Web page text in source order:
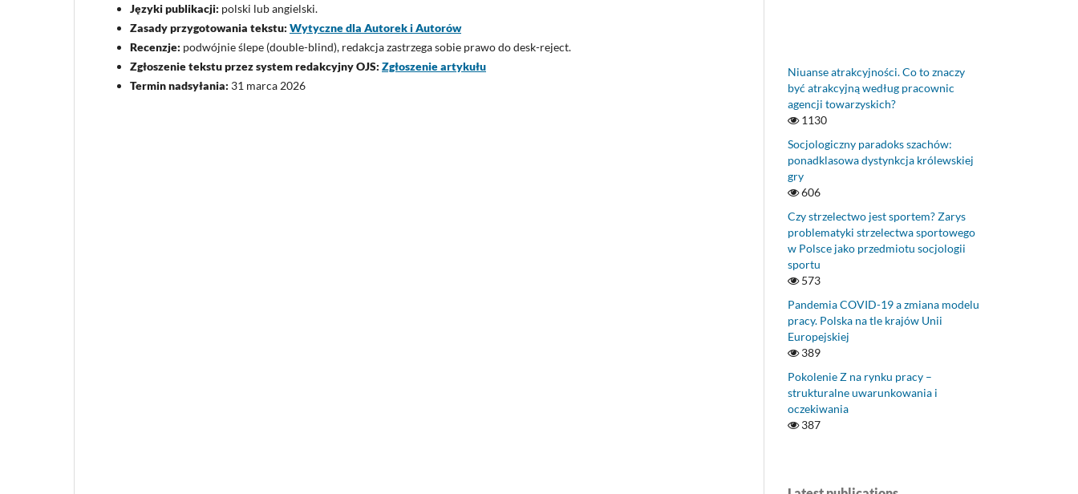
Języki publikacji: polski lub angielski.
Zasady przygotowania tekstu: Wytyczne dla Autorek i Autorów
Recenzje: podwójnie ślepe (double-blind), redakcja zastrzega sobie prawo do desk-reject.
Zgłoszenie tekstu przez system redakcyjny OJS: Zgłoszenie artykułu
Termin nadsyłania: 31 marca 2026
Niuanse atrakcyjności. Co to znaczy
być atrakcyjną według pracownic
agencji towarzyskich?
1130
Socjologiczny paradoks szachów:
ponadklasowa dystynkcja królewskiej
gry
606
Czy strzelectwo jest sportem? Zarys
problematyki strzelectwa sportowego
w Polsce jako przedmiotu socjologii
sportu
573
Pandemia COVID-19 a zmiana modelu
pracy. Polska na tle krajów Unii
Europejskiej
389
Pokolenie Z na rynku pracy –
strukturalne uwarunkowania i
oczekiwania
387